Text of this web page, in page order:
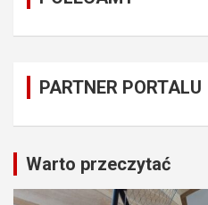
PARTNER PORTALU
Warto przeczytać